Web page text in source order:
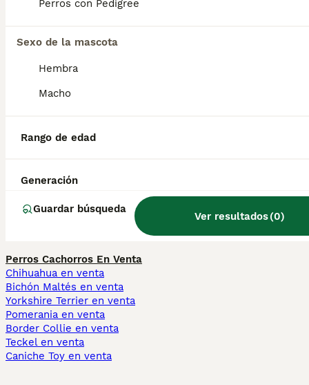
Perros con Pedigree
Sexo de la mascota
Hembra
Macho
Rango de edad
Generación
Guardar búsqueda
Ver resultados(0)
¿Cuántos perros tiene
Hamilton?
de Hamiltonstovare?
¿Cuál es la mejor raza de
sabueso?
Perros Cachorros En Venta
Chihuahua en venta
Bichón Maltés en venta
Yorkshire Terrier en venta
Pomerania en venta
Border Collie en venta
Teckel en venta
Caniche Toy en venta